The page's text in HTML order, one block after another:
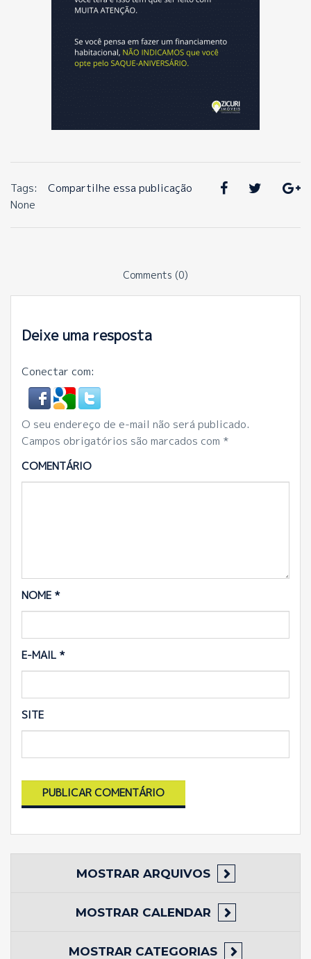
Compartilhe essa publicação
Tags:
None
Comments (0)
Deixe uma resposta
Conectar com:
O seu endereço de e-mail não será publicado.
Campos obrigatórios são marcados com *
COMENTÁRIO
NOME *
E-MAIL *
SITE
MOSTRAR ARQUIVOS
MOSTRAR CALENDAR
MOSTRAR CATEGORIAS